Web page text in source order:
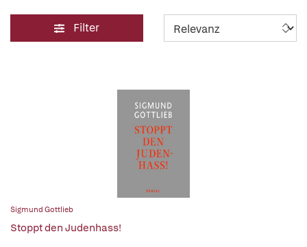
Filter
Sigmund Gottlieb
Stoppt den Judenhass!